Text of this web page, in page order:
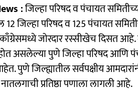
:जिल्हा परिषद व पंचायत
12 जिल्हा परिषद व 125 पंचायत
काँग्रेसमध्ये जोरदार रस्सीखेच
असलेल्या पुणे जिल्हा परिषद आणि
पुणे जिल्ह्यातील सर्वपक्षीय
प्रतिष्ठा पणाला लागली आहे.